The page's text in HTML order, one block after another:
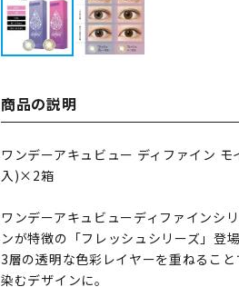
商品の説明
ワンデーアキュビュー ディファイン
入)×2箱
ワンデーアキュビューディファインシ
ンが特徴の「フレッシュシリーズ」登場
3層の透明な色彩レイヤーを重ねるこ
染むデザインに。